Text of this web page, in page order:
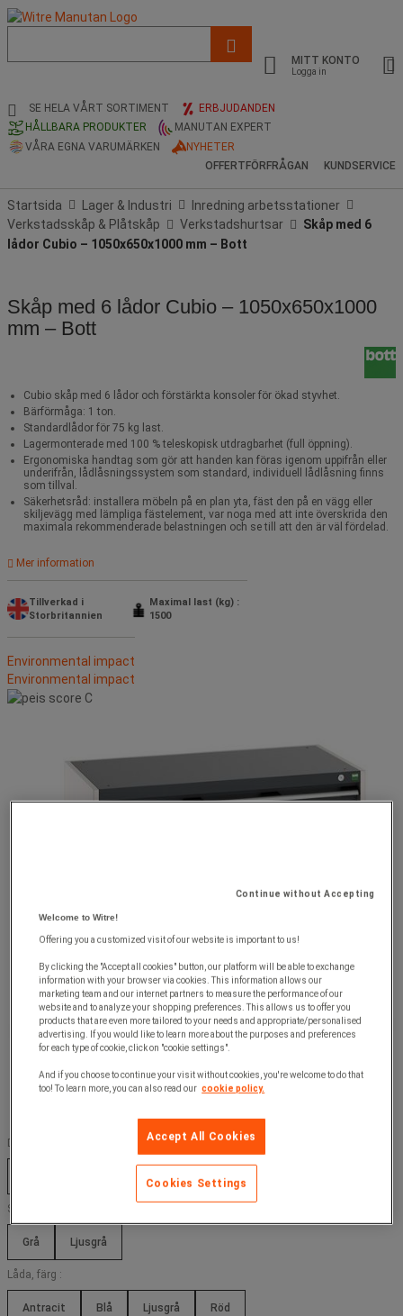
och
sökhistorik
MITT KONTO
Logga in
SE HELA VÅRT SORTIMENT
ERBJUDANDEN
HÅLLBARA PRODUKTER
MANUTAN EXPERT
VÅRA EGNA VARUMÄRKEN
NYHETER
OFFERTFÖRFRÅGAN
KUNDSERVICE
Startsida Lager & Industri
Inredning arbetsstationer
Verkstadsskåp & Plåtskåp
Verkstadshurtsar
Skåp med 6
lådor Cubio – 1050x650x1000 mm – Bott
Skåp med 6 lådor Cubio – 1050x650x1000
mm – Bott
Cubio skåp med 6 lådor och förstärkta konsoler för ökad styvhet.
Bärförmåga: 1 ton.
Standardlådor för 75 kg last.
Lagermonterade med 100 % teleskopisk utdragbarhet (full öppning).
Ergonomiska handtag som gör att handen kan föras igenom uppifrån eller
underifrån, lådlåsningssystem som standard, individuell lådlåsning finns
som tillval.
Säkerhetsråd: installera möbeln på en plan yta, fäst den på en vägg eller
skiljevägg med lämpliga fästelement, var noga med att inte överskrida den
maximala rekommenderade belastningen och se till att den är väl fördelad.
Mer information
Tillverkad i
Storbritannien
Maximal last (kg) :
1500
Environmental impact
Environmental impact
Dörr, färg :
Ljusgrå Röd
Stativ, färg :
Grå Ljusgrå
Låda, färg :
Antracit Blå Ljusgrå Röd
Continue without Accepting
Welcome to Witre!
Offering you a customized visit of our website is important to us!
By clicking the "Accept all cookies" button, our platform will be able to exchange
information with your browser via cookies. This information allows our
marketing team and our internet partners to measure the performance of our
website and to analyze your shopping preferences. This allows us to offer you
products that are even more tailored to your needs and appropriate/personalised
advertising. If you would like to learn more about the purposes and preferences
for each type of cookie, click on "cookie settings".
And if you choose to continue your visit without cookies, you're welcome to do that
too! To learn more, you can also read our cookie policy.
Accept All Cookies
Cookies Settings